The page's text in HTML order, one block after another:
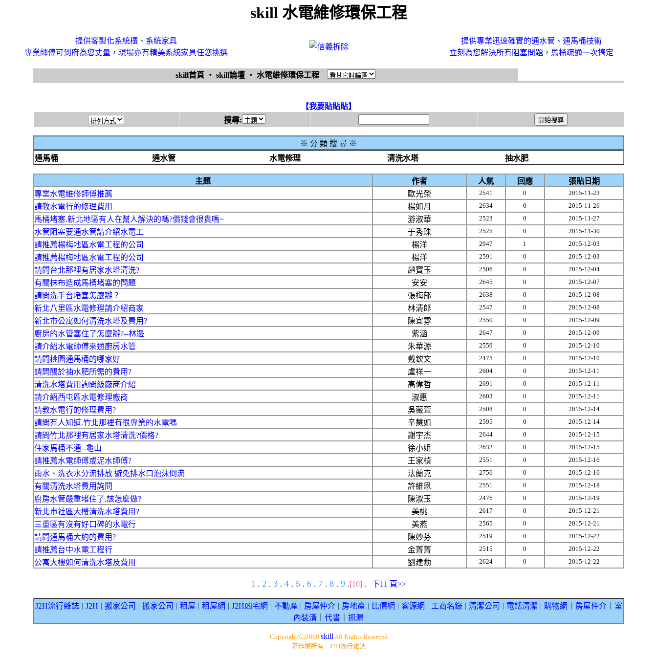
skill 水電維修環保工程
提供客製化系統櫃、系統家具
專業師傅可到府為您丈量，現場亦有精美系統家具任您挑選
提供專業迅速確實的通水管、通馬桶技術
立刻為您解決所有阻塞問題，馬桶疏通一次搞定
skill首頁 ‧ skill論壇 ‧ 水電維修環保工程
【我要貼貼貼】
搜尋:
※ 分 類 搜 尋 ※
通馬桶
通水管 水電修理 清洗水塔 抽水肥
主題 作者 人氣 回應
張貼日期
專業水電維修師傅推薦
歐光榮 2541 0 2015-11-23
請教水電行的修理費用 楊如月 2634 0 2015-11-26
馬桶堵塞.新北地區有人在幫人解決的嗎?價錢會很貴嗎~ 游淑華 2523 0 2015-11-27
水管阻塞要通水管請介紹水電工 于秀珠 2525 0 2015-11-30
請推薦楊梅地區水電工程的公司 楊洋 2947 1 2015-12-03
請推薦楊梅地區水電工程的公司 楊洋 2591 0 2015-12-03
請問台北那裡有居家水塔清洗? 趙寶玉 2506 0 2015-12-04
有關抹布造成馬桶堵塞的問題 安安 2645 0 2015-12-07
請問洗手台堵塞怎麼辦？ 張梅郁 2638 0 2015-12-08
新北八里區水電修理請介紹商家 林清郎 2547 0 2015-12-08
新北市公寓如何清洗水塔及費用? 陳宜雰 2550 0 2015-12-09
廚房的水管塞住了怎麼辦?--林邊 紫涵 2647 0 2015-12-09
請介紹水電師傅來通廚房水管 朱華源 2559 0 2015-12-10
請問桃園通馬桶的哪家好 戴欽文 2475 0 2015-12-10
請問關於抽水肥所需的費用? 盧祥一 2604 0 2015-12-11
清洗水塔費用詢問級廠商介紹 高偉哲 2691 0 2015-12-11
請介紹西屯區水電修理廠商 淑惠 2603 0 2015-12-11
請教水電行的修理費用? 吳薇萱 2508 0 2015-12-14
請問有人知道.竹北那裡有很專業的水電嗎 辛慧如 2595 0 2015-12-14
請問竹北那裡有居家水塔清洗?價格? 謝宇杰 2644 0 2015-12-15
住家馬桶不通--龜山 徐小姐 2632 0 2015-12-15
請推薦水電師傅或泥水師傅? 王家楨 2551 0 2015-12-16
雨水、洗衣水分流排放 避免排水口泡沫倒流 法蘭克 2756 0 2015-12-16
有關清洗水塔費用詢問 許維恩 2551 0 2015-12-18
廚房水管嚴重堵住了,該怎麼做? 陳淑玉 2476 0 2015-12-19
新北市社區大樓清洗水塔費用? 美桃 2617 0 2015-12-21
三重區有沒有好口碑的水電行 美燕 2565 0 2015-12-21
請問通馬桶大約的費用? 陳妙芬 2519 0 2015-12-22
請推薦台中水電工程行 金菁菁 2515 0 2015-12-22
公寓大樓如何清洗水塔及費用 劉建勳 2624 0 2015-12-22
1 . 2 . 3 . 4 . 5 . 6 . 7 . 8 . 9 .[10] . 下11 頁>>
J2H流行雜誌｜ J2H 搬家公司 搬家公司 租屋 租屋網 J2H凶宅網 不動產｜ 房屋仲介｜ 房地產｜ 比價網 客源網 工商名錄｜ 清潔公司 電話清潔 購物網 房屋仲介｜ 室
內裝潢
代書 抓漏
Copyright(C)2000 skillAll Rights Reserved
著作權所有 J2H流行雜誌